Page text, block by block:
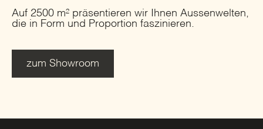
Auf 2500 m² präsentieren wir Ihnen Aussenwelten,
die in Form und Proportion faszinieren.
zum Showroom